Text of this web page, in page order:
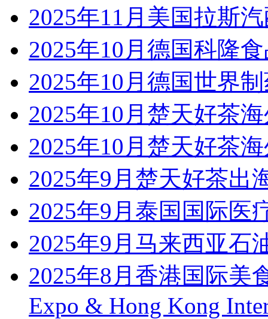
2025年11月美国拉斯
2025年10月德国科隆
2025年10月德国世界
2025年10月楚天好茶
2025年10月楚天好茶
2025年9月楚天好茶出
2025年9月泰国国际医
2025年9月马来西亚石
2025年8月香港国际美
Expo & Hong Kong